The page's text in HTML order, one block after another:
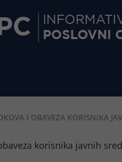
I OBAVEZA KORISNIKA
korisnika javnih